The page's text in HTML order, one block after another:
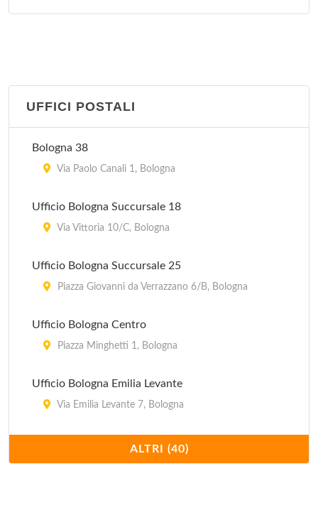
piazza Medaglie d'Oro 2, Bologna
UFFICI POSTALI
Bologna 38
Via Paolo Canali 1, Bologna
Ufficio Bologna Succursale 18
Via Vittoria 10/C, Bologna
Ufficio Bologna Succursale 25
Piazza Giovanni da Verrazzano 6/B, Bologna
Ufficio Bologna Centro
Piazza Minghetti 1, Bologna
Ufficio Bologna Emilia Levante
Via Emilia Levante 7, Bologna
Ufficio Bologna Emilia Ponente
Via Aurelio Saffi 30/32, Bologna
ALTRI (40)